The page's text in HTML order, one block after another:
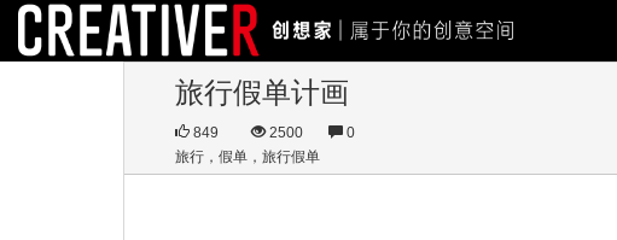
旅行假单计画
849 2500
0
旅行，假单，旅行假单